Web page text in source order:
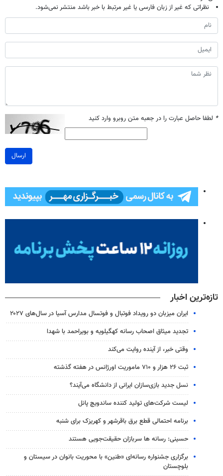
نظراتی که غیر از زبان فارسی یا غیر مرتبط با خبر باشد منتشر نمی‌شود.
* لطفا حاصل عبارت را در جعبه متن روبرو وارد کنید
ارسال
تازه‌ترین اخبار
ایران میزبان دو رویداد فوتبال و فوتسال مدارس آسیا در سال‌های ۲۰۲۷
تجدید میثاق اصحاب رسانه کهگیلویه و بویراحمد با شهدا
وقتی خبر، از آینده روایت می‌کند
ثبت ۲۶ هزار و ۷۱۰ ماموریت اورژانس در هفته گذشته
نسل جدید بازی‌سازان ایرانی از دانشگاه می‌آیند؟
لیست شرکت‌های تولید کننده ساندویچ پانل
برنامه احتمالی قطع برق باقرشهر و کهریزک برای شنبه
حسینی: رسانه ها سربازان حقیقت‌جویی هستند
برگزاری جشنواره رسانه‌ای «طنین» با محوریت بانوان در سیستان و
بلوچستان